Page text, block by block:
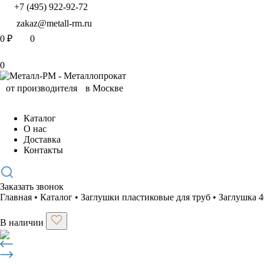
+7 (495) 922-92-72
zakaz@metall-rm.ru
0 ₽ 0
0
Каталог
О нас
Доставка
Контакты
Заказать звонок
Главная • Каталог • Заглушки пластиковые для труб • Заглушка
В наличии